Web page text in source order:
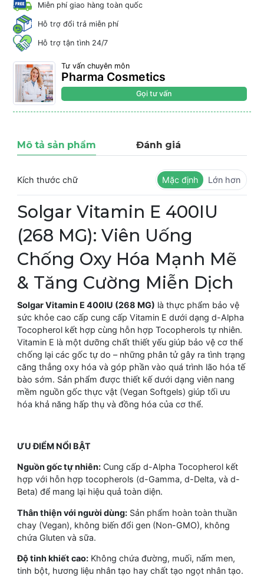
Miễn phí giao hàng toàn quốc
Hỗ trợ đổi trả miễn phí
Hỗ trợ tận tình 24/7
Tư vấn chuyên môn
Pharma Cosmetics
Gọi tư vấn
Mô tả sản phẩm Đánh giá
Kích thước chữ Mặc định Lớn hơn
Solgar Vitamin E 400IU
(268 MG): Viên Uống
Chống Oxy Hóa Mạnh Mẽ
& Tăng Cường Miễn Dịch
Solgar Vitamin E 400IU (268 MG) là thực phẩm bảo vệ
sức khỏe cao cấp cung cấp Vitamin E dưới dạng d-Alpha
Tocopherol kết hợp cùng hỗn hợp Tocopherols tự nhiên.
Vitamin E là một dưỡng chất thiết yếu giúp bảo vệ cơ thể
chống lại các gốc tự do – những phân tử gây ra tình trạng
căng thẳng oxy hóa và góp phần vào quá trình lão hóa tế
bào sớm. Sản phẩm được thiết kế dưới dạng viên nang
mềm nguồn gốc thực vật (Vegan Softgels) giúp tối ưu
hóa khả năng hấp thụ và đồng hóa của cơ thể.
ƯU ĐIỂM NỔI BẬT
Nguồn gốc tự nhiên: Cung cấp d-Alpha Tocopherol kết
hợp với hỗn hợp tocopherols (d-Gamma, d-Delta, và d-
Beta) để mang lại hiệu quả toàn diện.
Thân thiện với người dùng: Sản phẩm hoàn toàn thuần
chay (Vegan), không biến đổi gen (Non-GMO), không
chứa Gluten và sữa.
Độ tinh khiết cao: Không chứa đường, muối, nấm men,
tinh bột, hương liệu nhân tạo hay chất tạo ngọt nhân tạo.